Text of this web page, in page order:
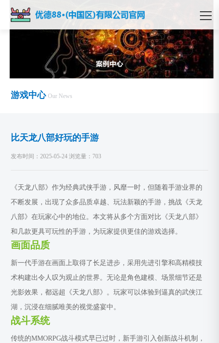
游戏中心 Our News
比天龙八部好玩的手游
发布时间：2025-05-24 浏览量：703
《天龙八部》作为经典武侠手游，风靡一时，但随着手游业界的
不断发展，出现了众多品质卓越、玩法新颖的手游，挑战《天龙
八部》在玩家心中的地位。本文将从多个方面对比《天龙八部》
和几款更具可玩性的手游，为玩家提供更佳的游戏选择。
画面品质
新一代手游在画面上取得了长足进步，采用先进引擎和高精模技
术构建出令人叹为观止的世界。无论是角色建模、场景细节还是
光影效果，都远超《天龙八部》。玩家可以体验到逼真的武侠江
湖，沉浸在细腻唯美的视觉盛宴中。
战斗系统
传统的MMORPG战斗模式早已过时，新手游引入创新战斗机制，